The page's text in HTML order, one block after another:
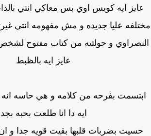
ايه كويس اوي بس معاكي انتي
عليا جديده و مش مفهومه انتي
و حولتيه من كتاب مفتوح لشخص
عايز ايه بالظبط
بفرحه من كلامه و هي حاسه انه
ايه دا انا طلعت بحبه بجد
بضربات قلبها بقيت قويه جدا و ان